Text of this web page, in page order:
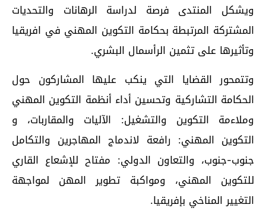
ويشكل المنتدى فرصة لدراسة الرهانات والتحديات
المشتركة المرتبطة بحكامة التكوين المهني في افريقيا
وتأثيرها على تثمين الرأسمال البشري.
وتتمحور القضايا التي ينكب عليها المشاركون حول
الحكامة التشاركية وتحسين أداء أنظمة التكوين المهني
وملاءمة التكوين والتشغيل: الآليات والمقاربات، و
التكوين المهني: رافعة لاندماج المهاجرين والتكامل
جنوب-جنوب، والتعاون الدولي: مفتاح للإشعاع القاري
للتكوين المهني، ومواكبة تطوير المهن لمواجهة
التغيير المناخي بإفريقيا.